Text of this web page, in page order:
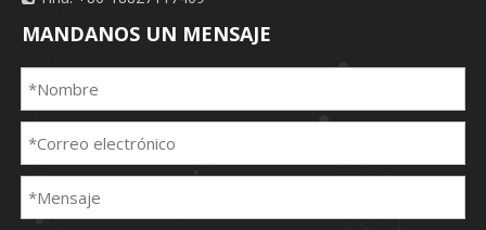
MANDANOS UN MENSAJE